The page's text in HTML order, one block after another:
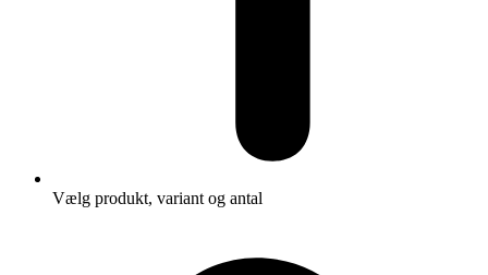
Vælg produkt, variant og antal